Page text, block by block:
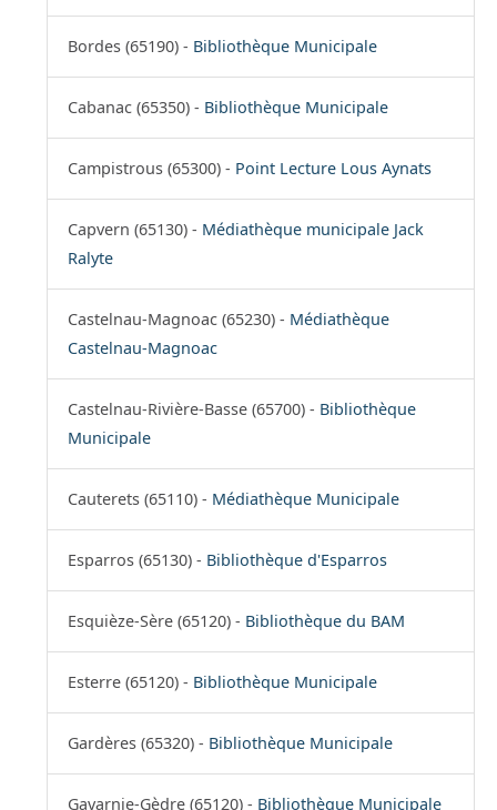
Bordes (65190) - Bibliothèque Municipale
Cabanac (65350) - Bibliothèque Municipale
Campistrous (65300) - Point Lecture Lous Aynats
Capvern (65130) - Médiathèque municipale Jack
Ralyte
Castelnau-Magnoac (65230) - Médiathèque
Castelnau-Magnoac
Castelnau-Rivière-Basse (65700) - Bibliothèque
Municipale
Cauterets (65110) - Médiathèque Municipale
Esparros (65130) - Bibliothèque d'Esparros
Esquièze-Sère (65120) - Bibliothèque du BAM
Esterre (65120) - Bibliothèque Municipale
Gardères (65320) - Bibliothèque Municipale
Gavarnie-Gèdre (65120) - Bibliothèque Municipale